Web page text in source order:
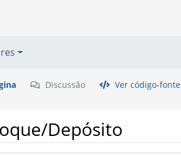
Discussão Ver código-fonte
Depósito